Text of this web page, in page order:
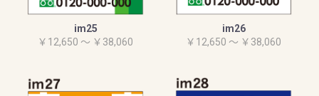
im25
￥12,650 ～ ￥38,060
im26
￥12,650 ～ ￥38,060